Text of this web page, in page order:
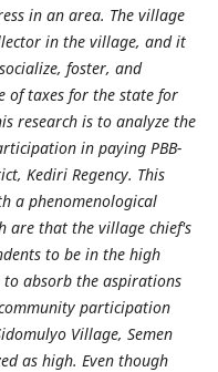
in an area. The village
in the village, and it
foster, and
of taxes for the state for
research is to analyze the
in paying PBB-
Kediri Regency. This
a phenomenological
are that the village chief's
to be in the high
absorb the aspirations
participation
Village, Semen
as high. Even though